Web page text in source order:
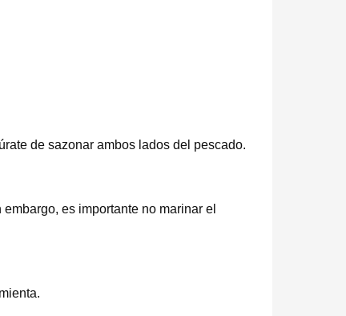
de sazonar ambos lados del pescado.
es importante no marinar el